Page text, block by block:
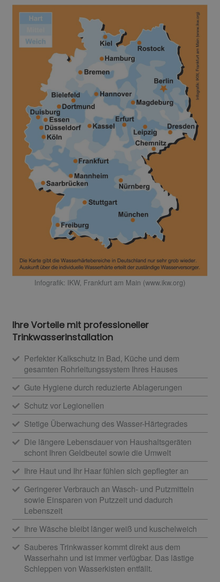
Infografik: IKW, Frankfurt am Main (www.ikw.org)
Ihre Vorteile mit professioneller
Trinkwasserinstallation
Perfekter Kalkschutz in Bad, Küche und dem
gesamten Rohrleitungssystem Ihres Hauses
Gute Hygiene durch reduzierte Ablagerungen
Schutz vor Legionellen
Stetige Überwachung des Wasser-Härtegrades
Die längere Lebensdauer von Haushaltsgeräten
schont Ihren Geldbeutel sowie die Umwelt
Ihre Haut und Ihr Haar fühlen sich gepflegter an
Geringerer Verbrauch an Wasch- und Putzmitteln
sowie Einsparen von Putzzeit und dadurch
Lebenszeit
Ihre Wäsche bleibt länger weiß und kuschelweich
Sauberes Trinkwasser kommt direkt aus dem
Wasserhahn und ist immer verfügbar. Das lästige
Schleppen von Wasserkisten entfällt.